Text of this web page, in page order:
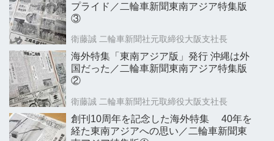
プライド／二輪車新聞東南アジア特集版
③
衛藤誠 二輪車新聞社元取締役大阪支社長
海外特集「東南アジア版」発行 沖縄は外
国だった／二輪車新聞東南アジア特集版
②
衛藤誠 二輪車新聞社元取締役大阪支社長
創刊10周年を記念した海外特集 40年を
経た東南アジアへの思い／二輪車新聞東